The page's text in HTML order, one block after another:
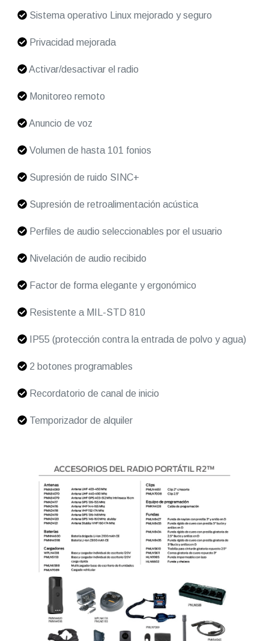
Sistema operativo Linux mejorado y seguro
Privacidad mejorada
Activar/desactivar el radio
Monitoreo remoto
Anuncio de voz
Volumen de hasta 101 fonios
Supresión de ruido SINC+
Supresión de retroalimentación acústica
Perfiles de audio seleccionables por el usuario
Nivelación de audio recibido
Factor de forma elegante y ergonómico
Resistente a MIL-STD 810
IP55 (protección contra la entrada de polvo y agua)
2 botones programables
Recordatorio de canal de inicio
Temporizador de alquiler